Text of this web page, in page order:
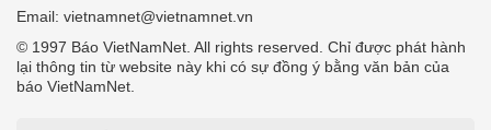
Email: vietnamnet@vietnamnet.vn
© 1997 Báo VietNamNet. All rights reserved. Chỉ được phát hành
lại thông tin từ website này khi có sự đồng ý bằng văn bản của
báo VietNamNet.